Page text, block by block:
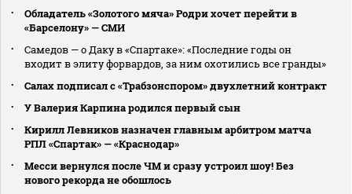
Обладатель «Золотого мяча» Родри хочет перейти в
«Барселону» — СМИ
Самедов — о Даку в «Спартаке»: «Последние годы он
входит в элиту форвардов, за ним охотились все гранды»
Салах подписал с «Трабзонспором» двухлетний контракт
У Валерия Карпина родился первый сын
Кирилл Левников назначен главным арбитром матча
РПЛ «Спартак» — «Краснодар»
Месси вернулся после ЧМ и сразу устроил шоу! Без
нового рекорда не обошлось